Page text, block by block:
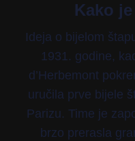
Kako
Ideja o bijelom
1931. godine,
d’Herbemont
uručila prve bijele
Parizu. Time je
brzo prerasla